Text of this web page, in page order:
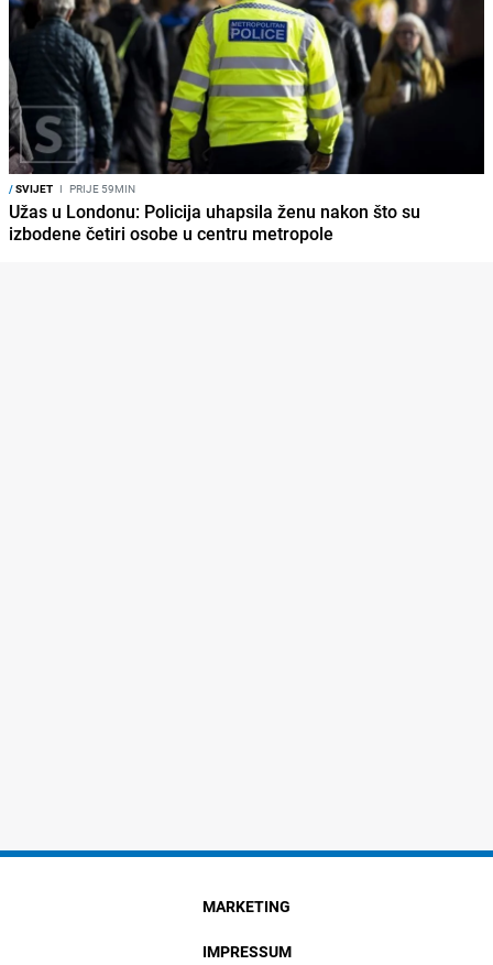
/SVIJET I PRIJE 59MIN
Užas u Londonu: Policija uhapsila ženu nakon što su
izbodene četiri osobe u centru metropole
MARKETING
IMPRESSUM